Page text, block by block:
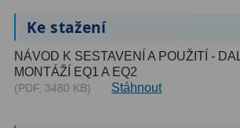
Čidla
Teploměry a vlhkoměry
Ke stažení
NÁVOD K SESTAVENÍ A POUŽITÍ -
MONTÁŽÍ EQ1 A EQ2
(PDF, 3480 KB) Stáhnout